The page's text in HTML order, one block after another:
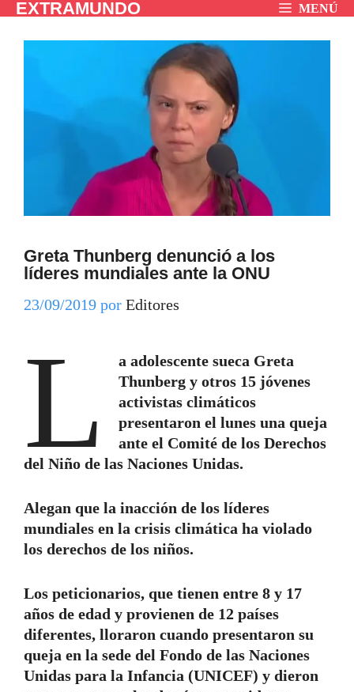
SaltarEXTRAMUNDO MENÚ
Greta Thunberg denunció a los
líderes mundiales ante la ONU
23/09/2019 por Editores
L
a adolescente sueca Greta
Thunberg y otros 15 jóvenes
activistas climáticos
presentaron el lunes una queja
ante el Comité de los Derechos
del Niño de las Naciones Unidas.
Alegan que la inacción de los líderes
mundiales en la crisis climática ha violado
los derechos de los niños.
Los peticionarios, que tienen entre 8 y 17
años de edad y provienen de 12 países
diferentes, lloraron cuando presentaron su
queja en la sede del Fondo de las Naciones
Unidas para la Infancia (UNICEF) y dieron